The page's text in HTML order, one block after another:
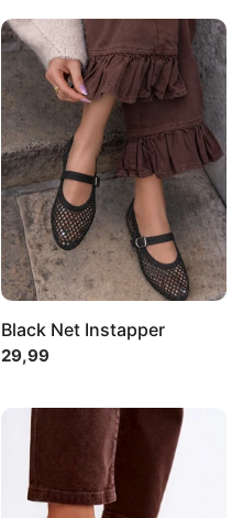
Black Net Instapper
29,99